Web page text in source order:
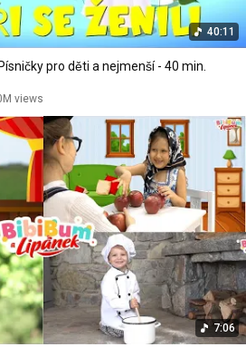
40:11
pro děti a nejmenší - 40 min.
views
7:06